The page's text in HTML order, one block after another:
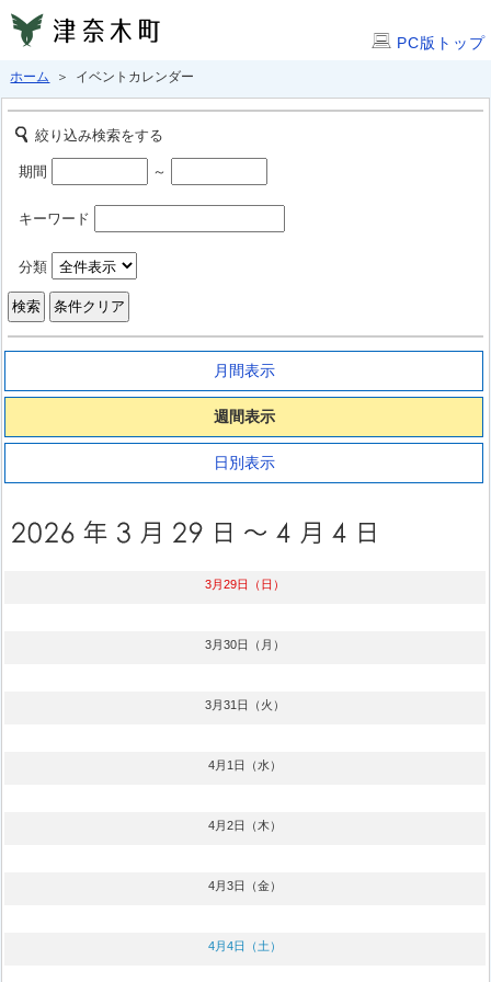
PC版トップ
ホーム ＞ イベントカレンダー
絞り込み検索をする
期間 ～
キーワード
分類
月間表示
週間表示
日別表示
3月29日（日）
3月30日（月）
3月31日（火）
4月1日（水）
4月2日（木）
4月3日（金）
4月4日（土）